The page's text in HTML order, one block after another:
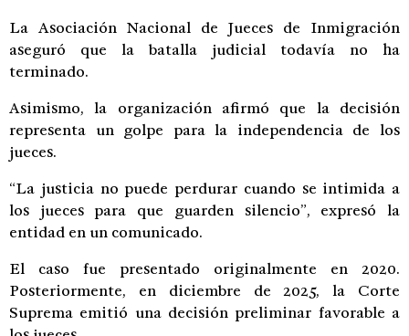
La Asociación Nacional de Jueces de Inmigración
aseguró que la batalla judicial todavía no ha
terminado.
Asimismo, la organización afirmó que la decisión
representa un golpe para la independencia de los
jueces.
“La justicia no puede perdurar cuando se intimida a
los jueces para que guarden silencio”, expresó la
entidad en un comunicado.
El caso fue presentado originalmente en 2020.
Posteriormente, en diciembre de 2025, la Corte
Suprema emitió una decisión preliminar favorable a